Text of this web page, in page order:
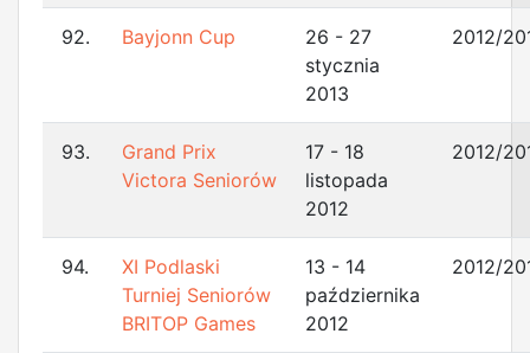
92. Bayjonn Cup
26 - 27
stycznia
2013
2012/
93.
Grand Prix
Victora Seniorów
17 - 18
listopada
2012
2012/
94.
XI Podlaski
Turniej Seniorów
BRITOP Games
13 - 14
października
2012
2012/